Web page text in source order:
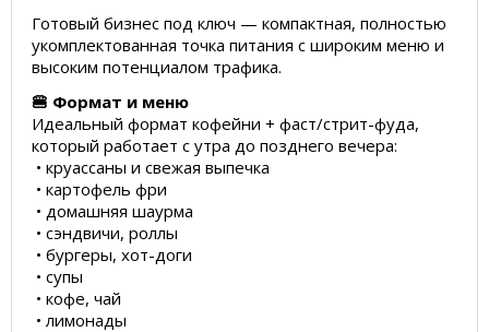
Готовый бизнес под ключ — компактная, полностью
укомплектованная точка питания с широким меню и
высоким потенциалом трафика.
🍔 Формат и меню
Идеальный формат кофейни + фаст/стрит-фуда,
который работает с утра до позднего вечера:
• круассаны и свежая выпечка
• картофель фри
• домашняя шаурма
• сэндвичи, роллы
• бургеры, хот-доги
• супы
• кофе, чай
• лимонады